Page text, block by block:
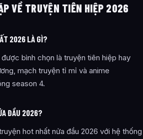
VỀ TRUYỆN TIÊN HIỆP 2026
2026 LÀ GÌ?
bình chọn là truyện tiên hiệp hay
mạch truyện tỉ mỉ và anime
season 4.
ĐẦU 2026?
hot nhất nửa đầu 2026 với hệ thống